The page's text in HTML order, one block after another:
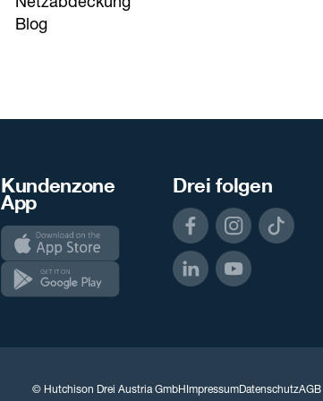
Blog
Kundenzone
App
Drei folgen
© Hutchison Drei Austria GmbHImpressumDatenschutzAGB